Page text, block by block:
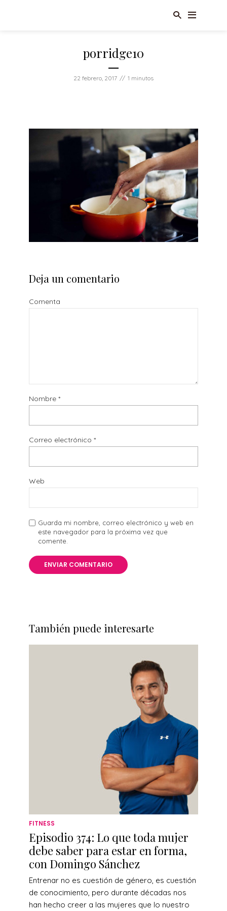
porridge10
22 febrero, 2017 1 minutos
Deja un comentario
Comenta
Nombre *
Correo electrónico *
Web
Guarda mi nombre, correo electrónico y web en
este navegador para la próxima vez que
comente.
También puede interesarte
FITNESS
Episodio 374: Lo que toda mujer
debe saber para estar en forma,
con Domingo Sánchez
Entrenar no es cuestión de género, es cuestión
de conocimiento, pero durante décadas nos
han hecho creer a las mujeres que lo nuestro